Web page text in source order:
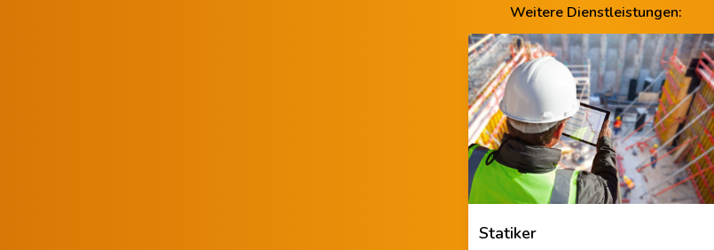
Weitere Dienstleistungen:
Statiker